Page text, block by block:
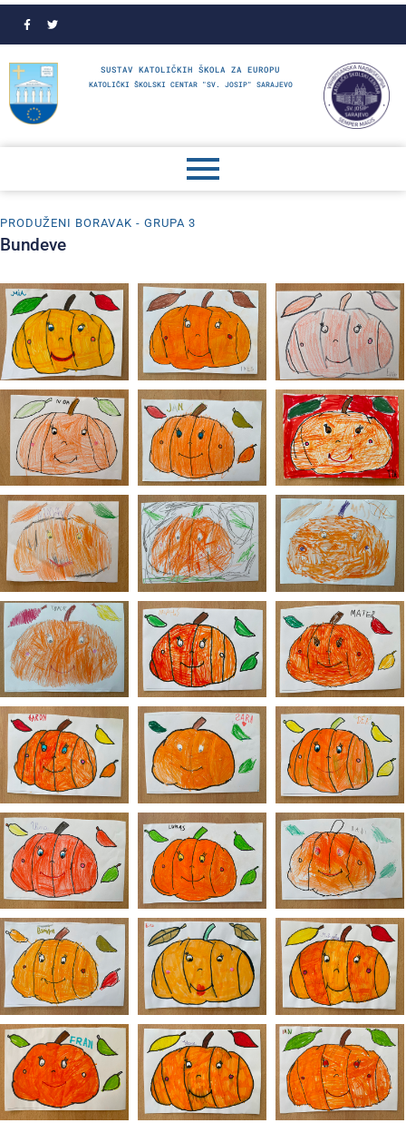
SUSTAV KATOLIČKIH ŠKOLA ZA EUROPU
KATOLIČKI ŠKOLSKI CENTAR "SV. JOSIP" SARAJEVO
PRODUŽENI BORAVAK - GRUPA 3
Bundeve